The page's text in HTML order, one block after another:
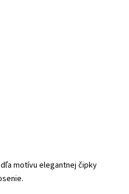
motívu elegantnej čipky